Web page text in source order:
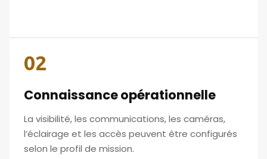
02
Connaissance opérationnelle
La visibilité, les communications, les caméras,
l’éclairage et les accès peuvent être configurés
selon le profil de mission.